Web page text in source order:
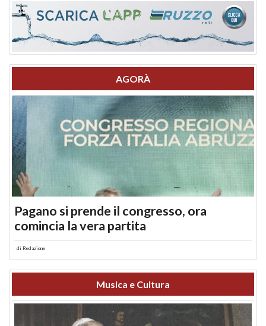
AGORÀ
Pagano si prende il congresso, ora
comincia la vera partita
di Redazione
Musica e Cultura